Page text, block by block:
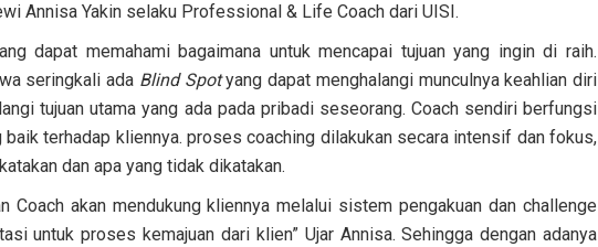
Annisa Yakin selaku Professional & Life Coach dari UISI.
dapat memahami bagaimana untuk mencapai tujuan yang ingin di raih.
seringkali ada Blind Spotyang dapat menghalangi munculnya keahlian diri
tujuan utama yang ada pada pribadi seseorang. Coach sendiri berfungsi
baik terhadap kliennya. proses coaching dilakukan secara intensif dan fokus,
dan apa yang tidak dikatakan.
Coach akan mendukung kliennya melalui sistem pengakuan dan challenge
untuk proses kemajuan dari klien” Ujar Annisa. Sehingga dengan adanya